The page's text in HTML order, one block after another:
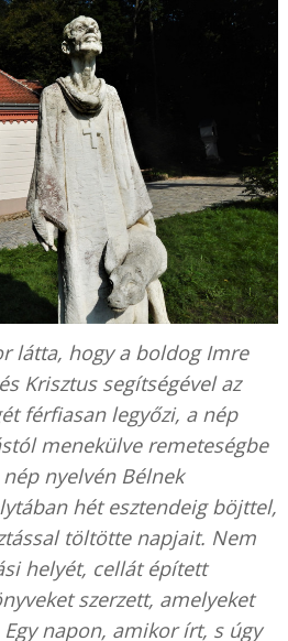
látta, hogy a boldog Imre
Krisztus segítségével az
férfiasan legyőzi, a nép
menekülve remeteségbe
nyelvén Bélnek
hét esztendeig böjttel,
töltötte napjait. Nem
helyét, cellát épített
szerzett, amelyeket
napon, amikor írt, s úgy